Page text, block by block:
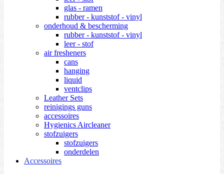
glas - ramen
rubber - kunststof - vinyl
onderhoud & bescherming
rubber - kunststof - vinyl
leer - stof
air fresheners
cans
hanging
liquid
ventclips
Leather Sets
reinigings guns
accessoires
Hygienics Aircleaner
stofzuigers
stofzuigers
onderdelen
Accessoires